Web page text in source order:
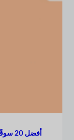
أفضل 20 سوقًا للتجارة الإلكترونية في العالم عام 2026